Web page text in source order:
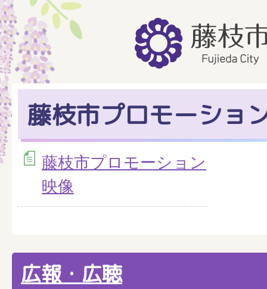
藤枝市プロモーショ
藤枝市プロモーション
映像
広報・広聴